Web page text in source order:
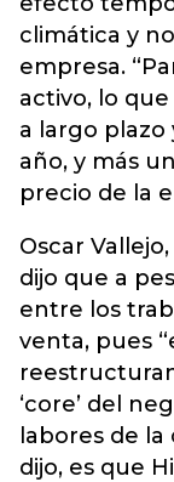
climática y
empresa.
activo, lo
a largo plazo
año, y más
precio de la
Oscar
dijo que a
entre los
venta, pues
‘core’ del
labores de
dijo, es que